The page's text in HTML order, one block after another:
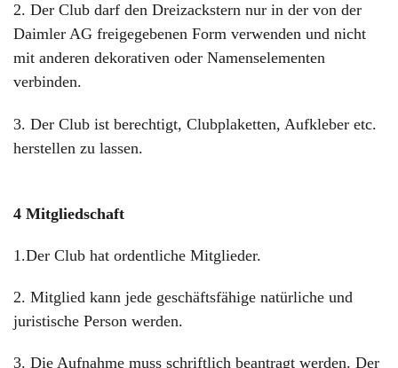
2. Der Club darf den Dreizackstern nur in der von der
Daimler AG freigegebenen Form verwenden und nicht
mit anderen dekorativen oder Namenselementen
verbinden.
3. Der Club ist berechtigt, Clubplaketten, Aufkleber etc.
herstellen zu lassen.
4 Mitgliedschaft
1.Der Club hat ordentliche Mitglieder.
2. Mitglied kann jede geschäftsfähige natürliche und
juristische Person werden.
3. Die Aufnahme muss schriftlich beantragt werden. Der